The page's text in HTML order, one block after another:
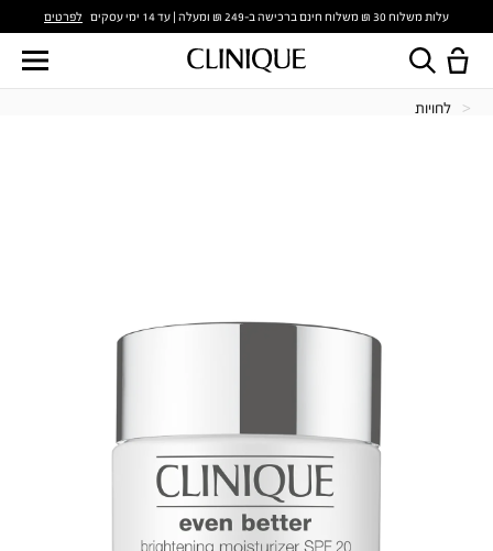
עלות משלוח 30 ₪ משלוח חינם ברכישה ב-249 ₪ ומעלה | עד 14 ימי עסקים לפרטים
לחויות